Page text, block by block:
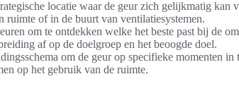
locatie waar de geur zich gelijkmatig kan
ruimte of in de buurt van ventilatiesystemen.
om te ontdekken welke het beste past bij de
af op de doelgroep en het beoogde doel.
om de geur op specifieke momenten in
op het gebruik van de ruimte.